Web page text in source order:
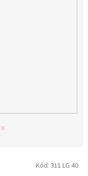
Kód: 311 LG 40